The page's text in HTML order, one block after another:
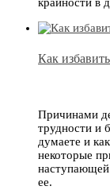
Как
Причинами
трудности и
думаете и
некоторые
наступающей
ее.